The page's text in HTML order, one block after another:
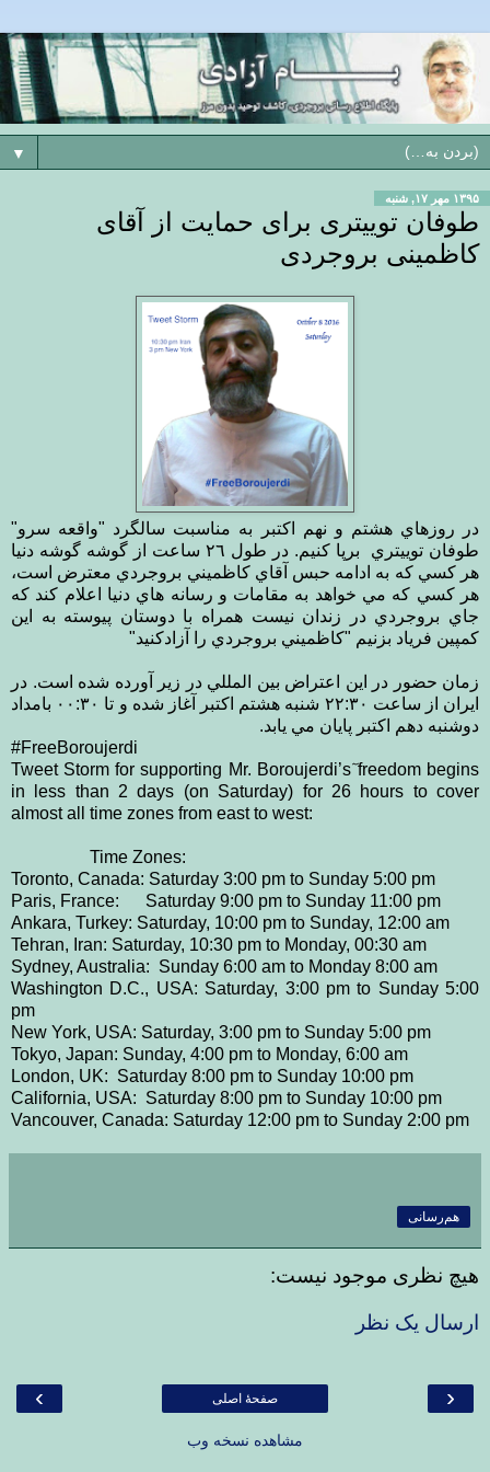
▼
۱۳۹۵ مهر ۱۷, شنبه
طوفان توییتری برای حمایت از آقای
کاظمینی بروجردی
در روزهاي هشتم و نهم اكتبر به مناسبت سالگرد "واقعه سرو"
طوفان توييتري برپا كنيم. در طول ٢٦ ساعت از گوشه گوشه دنيا
هر كسي كه به ادامه حبس آقاي كاظميني بروجردي معترض است،
هر كسي كه مي خواهد به مقامات و رسانه هاي دنيا اعلام كند كه
جاي بروجردي در زندان نيست همراه با دوستان پيوسته به اين
كمپين فرياد بزنيم "كاظميني بروجردي را آزادكنيد"
زمان حضور در اين اعتراض بين المللي در زير آورده شده است. در
ايران از ساعت ٢٢:٣٠ شنبه هشتم اكتبر آغاز شده و تا ۰۰:٣٠ بامداد
دوشنبه دهم اكتبر پايان مي يابد.
#FreeBoroujerdi
Tweet Storm for supporting Mr. Boroujerdi’s ٓfreedom begins
in less than 2 days (on Saturday) for 26 hours to cover
almost all time zones from east to west:
Time Zones:
Toronto, Canada: Saturday 3:00 pm to Sunday 5:00 pm
Paris, France: Saturday 9:00 pm to Sunday 11:00 pm
Ankara, Turkey: Saturday, 10:00 pm to Sunday, 12:00 am
Tehran, Iran: Saturday, 10:30 pm to Monday, 00:30 am
Sydney, Australia: Sunday 6:00 am to Monday 8:00 am
Washington D.C., USA: Saturday, 3:00 pm to Sunday 5:00
pm
New York, USA: Saturday, 3:00 pm to Sunday 5:00 pm
Tokyo, Japan: Sunday, 4:00 pm to Monday, 6:00 am
London, UK: Saturday 8:00 pm to Sunday 10:00 pm
California, USA: Saturday 8:00 pm to Sunday 10:00 pm
Vancouver, Canada: Saturday 12:00 pm to Sunday 2:00 pm
هم‌رسانی
هیچ نظری موجود نیست:
ارسال یک نظر
‹
› صفحهٔ اصلی
مشاهده نسخه وب